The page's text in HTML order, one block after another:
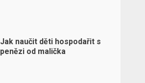
Jak naučit děti hospodařit s
penězi od malička